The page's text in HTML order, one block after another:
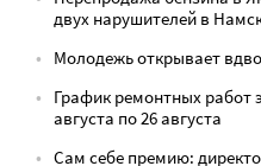
двух нарушителей в
Молодежь открывает
График ремонтных работ
августа по 26 августа
Сам себе премию: